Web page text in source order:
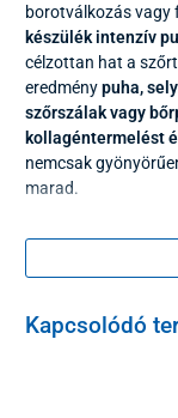
borotválkozás vagy
készülék intenzív
célzottan hat a
eredménypuha,
szőrszálak vagy
kollagéntermelést
nemcsak
marad.
Kapcsolódó